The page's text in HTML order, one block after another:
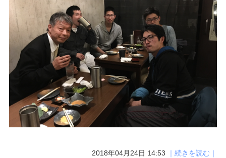
2018年04月24日 14:53 ｜続きを読む｜